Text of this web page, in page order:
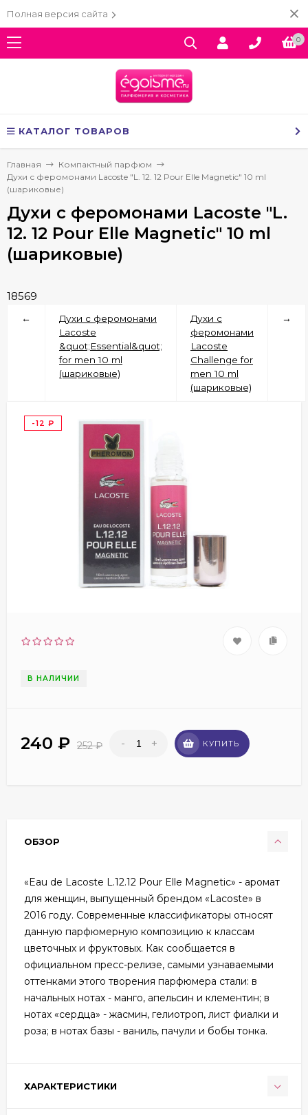
Полная версия сайта
0
КАТАЛОГ ТОВАРОВ
Главная
Компактный парфюм
Духи с феромонами Lacoste "L. 12. 12 Pour Elle Magnetic" 10 ml
(шариковые)
Духи с феромонами Lacoste "L.
12. 12 Pour Elle Magnetic" 10 ml
(шариковые)
18569
←
Духи с феромонами
Lacoste
&quot;Essential&quot;
for men 10 ml
(шариковые)
Духи с
феромонами
Lacoste
Challenge for
men 10 ml
(шариковые)
→
-12 ₽
В НАЛИЧИИ
240 ₽ 252₽ - + КУПИТЬ
ОБЗОР
«Eau de Lacoste L.12.12 Pour Elle Magnetic» - аромат
для женщин, выпущенный брендом «Lacoste» в
2016 году. Современные классификаторы относят
данную парфюмерную композицию к классам
цветочных и фруктовых. Как сообщается в
официальном пресс-релизе, самыми узнаваемыми
оттенками этого творения парфюмера стали: в
начальных нотах - манго, апельсин и клементин; в
нотах «сердца» - жасмин, гелиотроп, лист фиалки и
роза; в нотах базы - ваниль, пачули и бобы тонка.
ХАРАКТЕРИСТИКИ